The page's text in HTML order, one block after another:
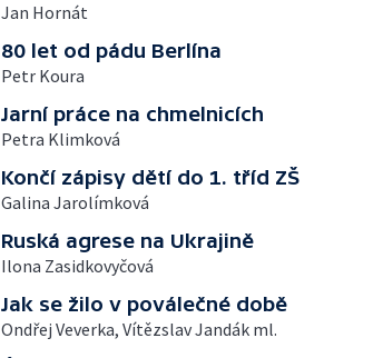
Jan Hornát
80 let od pádu Berlína
Petr Koura
Jarní práce na chmelnicích
Petra Klimková
Končí zápisy dětí do 1. tříd ZŠ
Galina Jarolímková
Ruská agrese na Ukrajině
Ilona Zasidkovyčová
Jak se žilo v poválečné době
Ondřej Veverka, Vítězslav Jandák ml.